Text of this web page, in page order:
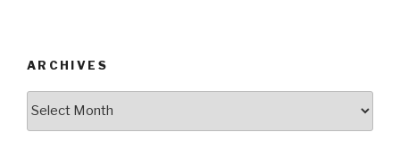
ARCHIVES